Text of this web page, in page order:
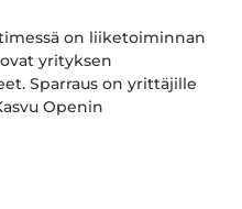
on liiketoiminnan
yrityksen
Sparraus on yrittäjille
Openin